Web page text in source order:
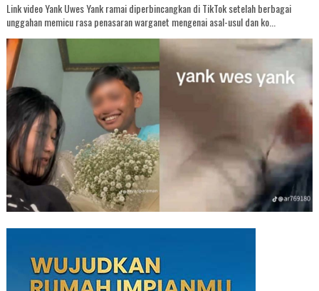
Link video Yank Uwes Yank ramai diperbincangkan di TikTok setelah berbagai
unggahan memicu rasa penasaran warganet mengenai asal-usul dan ko...